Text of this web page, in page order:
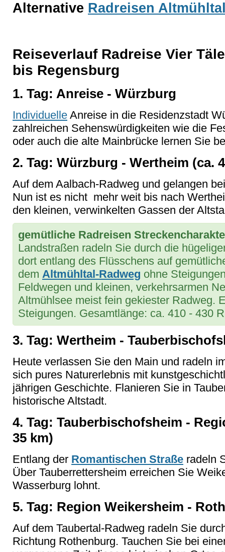
Alternative Radreisen
Reiseverlauf Radreise Vier
bis Regensburg
1. Tag: Anreise - Würzburg
Individuelle Anreise in die Residenzstadt
zahlreichen Sehenswürdigkeiten wie die
oder auch die alte Mainbrücke lernen Sie
2. Tag: Würzburg - Wertheim (ca.
Auf dem Aalbach-Radweg und gelangen
Nun ist es nicht mehr weit bis nach
den kleinen, verwinkelten Gassen der
gemütliche Radreisen
Landstraßen radeln Sie durch die
dort entlang des Flüsschens auf
dem Altmühltal-Radweg ohne
Feldwegen und kleinen, verkehrsarmen
Altmühlsee meist fein gekiester Radweg.
Steigungen. Gesamtlänge: ca. 410 - 430
3. Tag: Wertheim -
Heute verlassen Sie den Main und radeln
sich pures Naturerlebnis mit
jährigen Geschichte. Flanieren Sie in
historische Altstadt.
4. Tag: Tauberbischofsheim -
35 km)
Entlang der Romantischen Straße radeln
Über Tauberrettersheim erreichen Sie
Wasserburg lohnt.
5. Tag: Region Weikersheim -
Auf dem Taubertal-Radweg radeln Sie
Richtung Rothenburg. Tauchen Sie bei